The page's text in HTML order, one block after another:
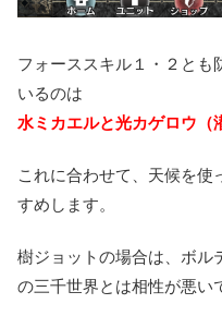
フォーススキル１・２とも
いるのは
水ミカエルと光カゲロウ（
これに合わせて、天候を使
すめします。
樹ジョットの場合は、ボル
の三千世界とは相性が悪い